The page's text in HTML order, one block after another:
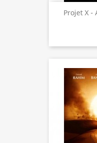
Projet X -